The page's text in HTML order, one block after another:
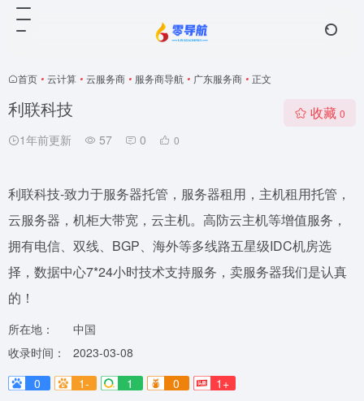
首页 • 云计算 • 云服务商 • 服务商导航 • 广东服务商 • 正文
利联科技
1年前更新 57 0 0
收藏 0
利联科技-致力于服务器托管，服务器租用，主机租用托管，
云服务器，机柜大带宽，云主机。高防云主机等增值服务，
拥有电信、双线、BGP、海外等多线路五星级IDC机房选
择，数据中心7*24小时技术支持服务，卖服务器我们是认真
的！
所在地：
中国
收录时间：
2023-03-08
0
1- 1 0 1+